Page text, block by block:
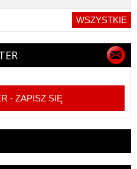
WSZYSTKIE
- ZAPISZ SIĘ